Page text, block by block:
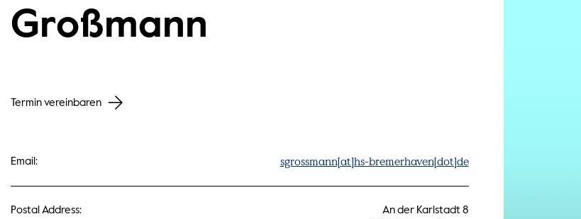
Großmann
Termin vereinbaren
Email: sgrossmann[at]hs-bremerhaven[dot]de
Postal Address:
An der Karlstadt 8